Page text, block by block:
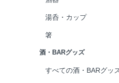
湯呑・カップ
箸
酒・BARグッズ
すべての酒・BARグッ